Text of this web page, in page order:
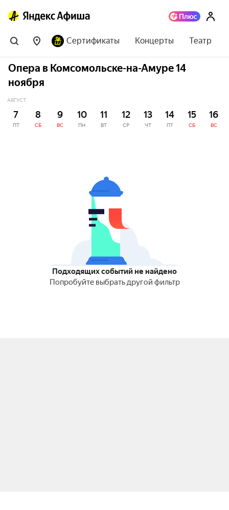
Сертификаты Концерты Театр
Опера в Комсомольске-на-Амуре 14
ноября
АВГУСТ
7
ПТ
8
СБ
9
ВС
10
ПН
11
ВТ
12
СР
13
ЧТ
14
ПТ
15
СБ
16
ВС
Подходящих событий не найдено
Попробуйте выбрать другой фильтр